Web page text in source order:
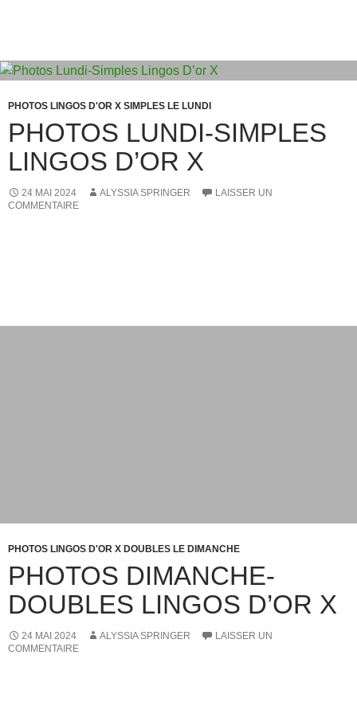
PHOTOS LINGOS D'OR X SIMPLES LE LUNDI
PHOTOS LUNDI-SIMPLES
LINGOS D’OR X
24 MAI 2024 ALYSSIA SPRINGER
LAISSER UN
COMMENTAIRE
PHOTOS LINGOS D'OR X DOUBLES LE DIMANCHE
PHOTOS DIMANCHE-
DOUBLES LINGOS D’OR X
24 MAI 2024 ALYSSIA SPRINGER
LAISSER UN
COMMENTAIRE